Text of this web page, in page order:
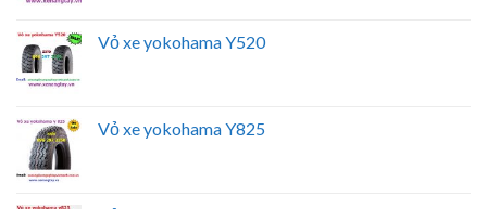
Vỏ xe yokohama Y520
Vỏ xe yokohama Y825